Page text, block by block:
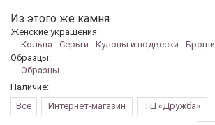
Из этого же камня
Женские украшения:
Кольца
Серьги Кулоны и подвески
Броши
Образцы:
Образцы
Наличие:
Все
Интернет-магазин ТЦ «Дружба»